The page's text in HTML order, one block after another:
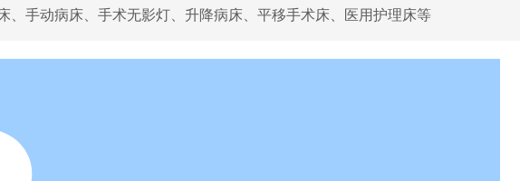
、手动病床、手术无影灯、升降病床、平移手术床、医用护理床等